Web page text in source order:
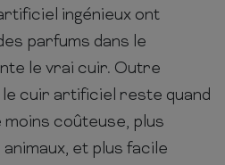
ingénieux ont
parfums dans le
le vrai cuir. Outre
le cuir artificiel reste quand
coûteuse, plus
et plus facile